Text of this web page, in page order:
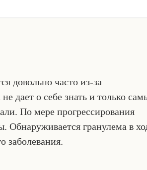
довольно часто из-за
дает о себе знать и только
По мере прогрессирования
Обнаруживается гранулема в
заболевания.